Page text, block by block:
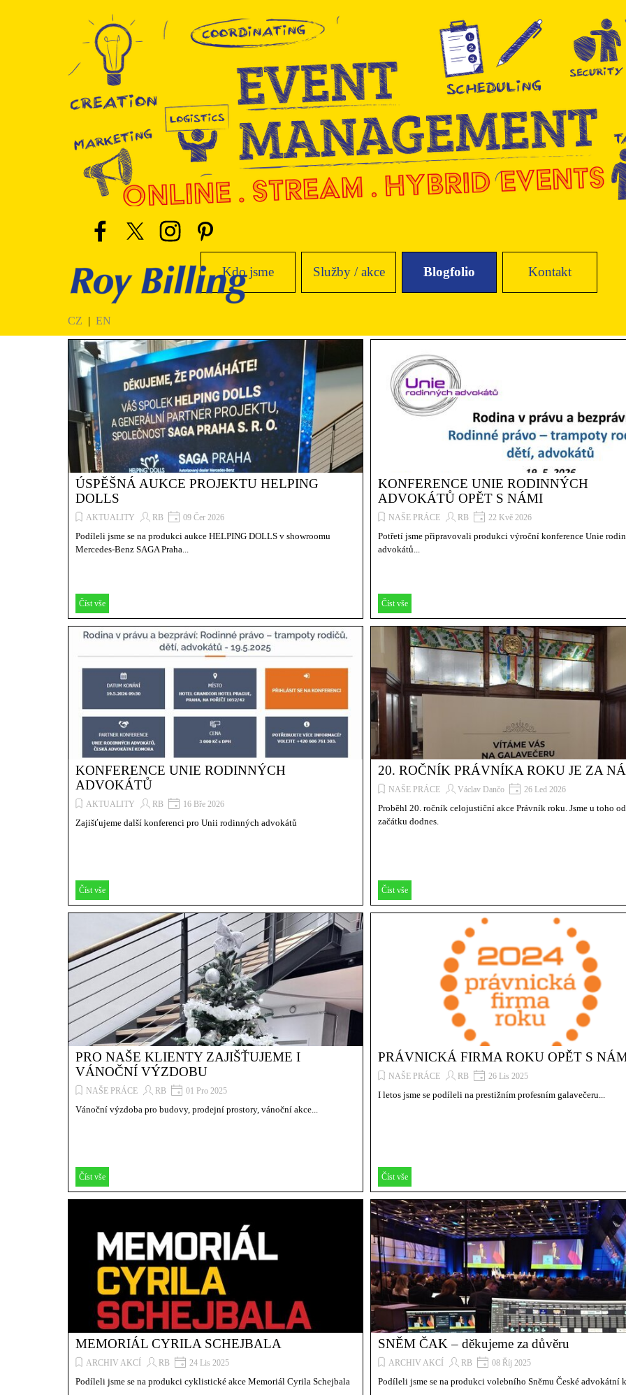
Kdo jsme
Služby / akce Blogfolio Kontakt
CZ | EN
ÚSPĚŠNÁ AUKCE PROJEKTU HELPING
DOLLS
AKTUALITY RB 09 Čer 2026
Podíleli jsme se na produkci aukce HELPING DOLLS v showroomu
Mercedes-Benz SAGA Praha...
Číst vše
KONFERENCE UNIE RODINNÝCH
ADVOKÁTŮ OPĚT S NÁMI
NAŠE PRÁCE RB 22 Kvě 2026
Potřetí jsme připravovali produkci výroční konference Unie
advokátů...
Číst vše
KONFERENCE UNIE RODINNÝCH
ADVOKÁTŮ
AKTUALITY RB 16 Bře 2026
Zajišťujeme další konferenci pro Unii rodinných advokátů
Číst vše
20. ROČNÍK PRÁVNÍKA ROKU JE ZA
NAŠE PRÁCE Václav Dančo 26 Led 2026
Proběhl 20. ročník celojustiční akce Právník roku. Jsme u toho
začátku dodnes.
Číst vše
PRO NAŠE KLIENTY ZAJIŠŤUJEME I
VÁNOČNÍ VÝZDOBU
NAŠE PRÁCE RB 01 Pro 2025
Vánoční výzdoba pro budovy, prodejní prostory, vánoční akce...
Číst vše
PRÁVNICKÁ FIRMA ROKU OPĚT S
NAŠE PRÁCE RB 26 Lis 2025
I letos jsme se podíleli na prestižním profesním galavečeru...
Číst vše
MEMORIÁL CYRILA SCHEJBALA
ARCHIV AKCÍ RB 24 Lis 2025
Podíleli jsme se na produkci cyklistické akce Memoriál Cyrila Schejbala
SNĚM ČAK – děkujeme za důvěru
ARCHIV AKCÍ RB 08 Říj 2025
Podíleli jsme se na produkci volebního Sněmu České advokátní